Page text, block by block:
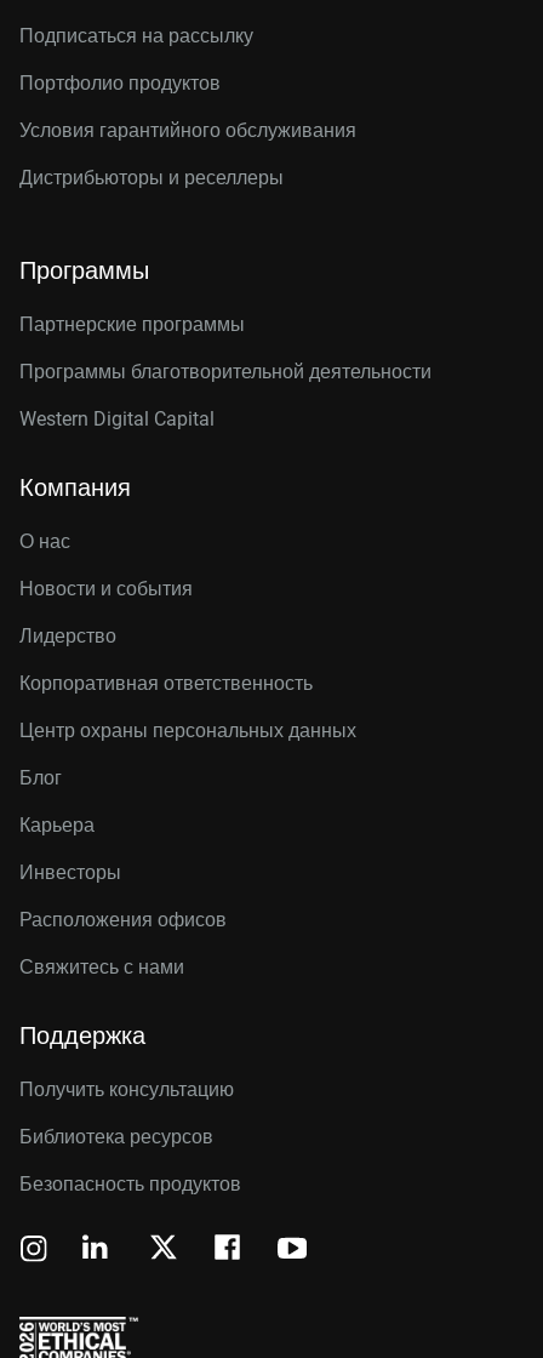
Подписаться на рассылку
Портфолио продуктов
Условия гарантийного обслуживания
Дистрибьюторы и реселлеры
Программы
Партнерские программы
Программы благотворительной деятельности
Western Digital Capital
Компания
О нас
Новости и события
Лидерство
Корпоративная ответственность
Центр охраны персональных данных
Блог
Карьера
Инвесторы
Расположения офисов
Свяжитесь с нами
Поддержка
Получить консультацию
Библиотека ресурсов
Безопасность продуктов